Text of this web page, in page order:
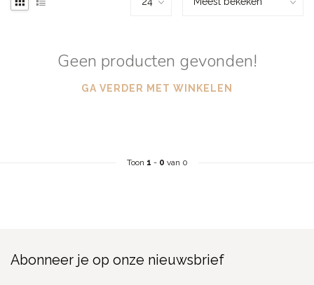
Geen producten gevonden!
GA VERDER MET WINKELEN
Toon 1 - 0 van 0
Abonneer je op onze nieuwsbrief